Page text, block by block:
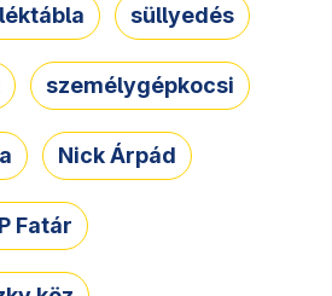
süllyedés
személygépkocsi
Nick Árpád
Fatár